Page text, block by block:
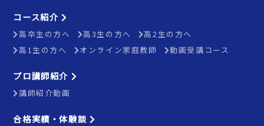
コース紹介
高卒生の方へ 高3生の方へ
高2生の方へ
高1生の方へ
オンライン家庭教師 動画受講コース
プロ講師紹介
講師紹介動画
合格実績・体験談